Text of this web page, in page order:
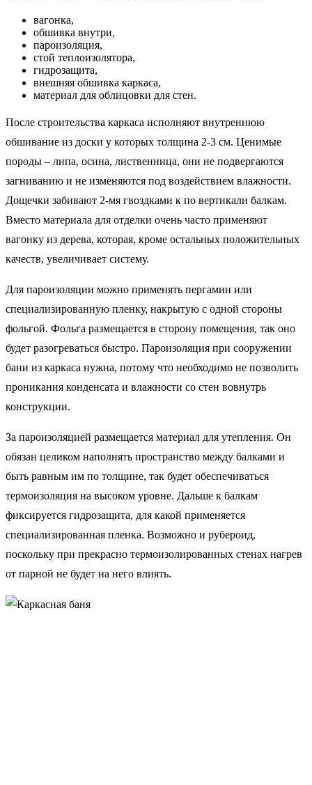
вагонка,
обшивка внутри,
пароизоляция,
стой теплоизолятора,
гидрозащита,
внешняя обшивка каркаса,
материал для облицовки для стен.
После строительства каркаса исполняют внутреннюю
обшивание из доски у которых толщина 2-3 см. Ценимые
породы – липа, осина, лиственница, они не подвергаются
загниванию и не изменяются под воздействием влажности.
Дощечки забивают 2-мя гвоздками к по вертикали балкам.
Вместо материала для отделки очень часто применяют
вагонку из дерева, которая, кроме остальных положительных
качеств, увеличивает систему.
Для пароизоляции можно применять пергамин или
специализированную пленку, накрытую с одной стороны
фольгой. Фольга размещается в сторону помещения, так оно
будет разогреваться быстро. Пароизоляция при сооружении
бани из каркаса нужна, потому что необходимо не позволить
проникания конденсата и влажности со стен вовнутрь
конструкции.
За пароизоляцией размещается материал для утепления. Он
обязан целиком наполнять пространство между балками и
быть равным им по толщине, так будет обеспечиваться
термоизоляция на высоком уровне. Дальше к балкам
фиксируется гидрозащита, для какой применяется
специализированная пленка. Возможно и рубероид,
поскольку при прекрасно термоизолированных стенах нагрев
от парной не будет на него влиять.